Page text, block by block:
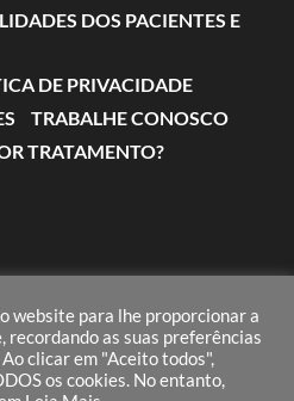
DOS PACIENTES E
DE PRIVACIDADE
TRABALHE CONOSCO
TRATAMENTO?
18:00
website para lhe proporcionar a
as suas preferências
clicar em "Aceito todos",
os cookies. No entanto,